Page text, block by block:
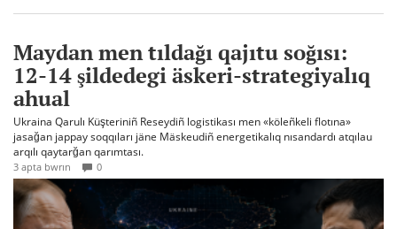
Maydan men tıldağı qajıtu soğısı:
12-14 şildedegi äskeri-strategiyalıq
ahual
Ukraina Qarulı Küşteriniñ Reseydiñ logistikası men «köleñkeli flotına»
jasağan jappay soqqıları jäne Mäskeudiñ energetikalıq nısandardı atqılau
arqılı qaytarğan qarımtası.
3 apta bwrın 0